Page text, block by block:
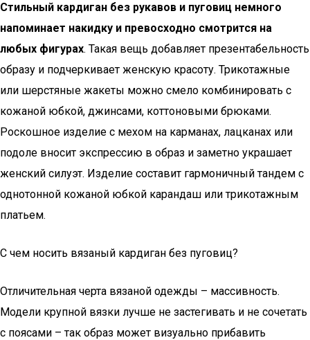
Стильный кардиган без рукавов и пуговиц немного
напоминает накидку и превосходно смотрится на
любых фигурах. Такая вещь добавляет презентабельность
образу и подчеркивает женскую красоту. Трикотажные
или шерстяные жакеты можно смело комбинировать с
кожаной юбкой, джинсами, коттоновыми брюками.
Роскошное изделие с мехом на карманах, лацканах или
подоле вносит экспрессию в образ и заметно украшает
женский силуэт. Изделие составит гармоничный тандем с
однотонной кожаной юбкой карандаш или трикотажным
платьем.
С чем носить вязаный кардиган без пуговиц?
Отличительная черта вязаной одежды – массивность.
Модели крупной вязки лучше не застегивать и не сочетать
с поясами – так образ может визуально прибавить